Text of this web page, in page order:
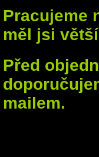
Pracujeme
měl jsi
Před
mailem.